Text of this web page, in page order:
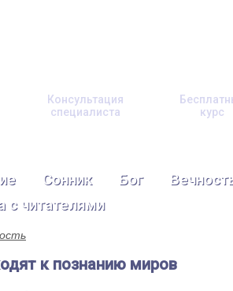
Консультация
специалиста
курс
Сонник Бог
с читателями
к познанию миров